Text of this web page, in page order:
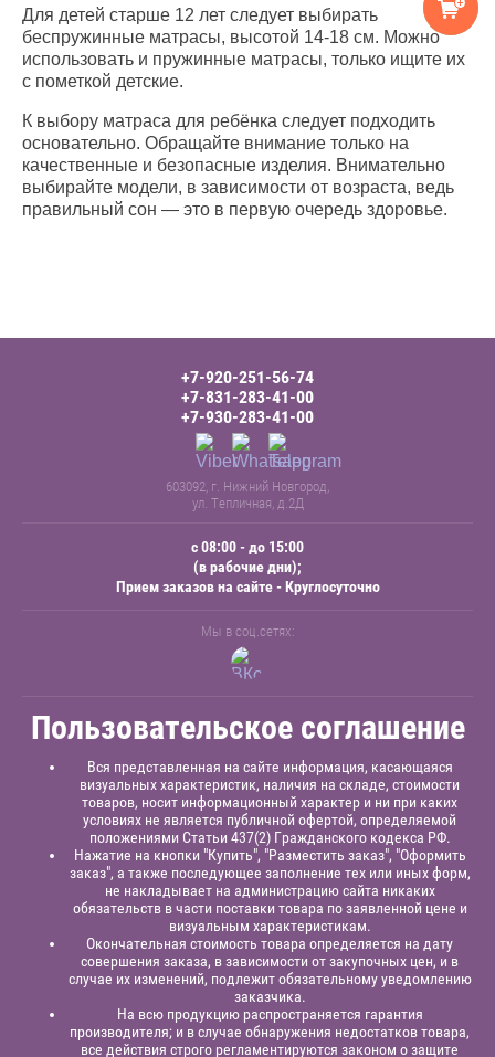
Для детей старше 12 лет следует выбирать
беспружинные матрасы, высотой 14-18 см. Можно
использовать и пружинные матрасы, только ищите их
с пометкой детские.
К выбору матраса для ребёнка следует подходить
основательно. Обращайте внимание только на
качественные и безопасные изделия. Внимательно
выбирайте модели, в зависимости от возраста, ведь
правильный сон — это в первую очередь здоровье.
с 08:00 - до 15:00
(в рабочие дни);
Прием заказов на сайте - Круглосуточно
+7-920-251-56-74
+7-831-283-41-00
+7-930-283-41-00
603092, г. Нижний Новгород,
ул. Тепличная, д.2Д
Мы в соц.сетях:
Пользовательское соглашение
Вся представленная на сайте информация, касающаяся
визуальных характеристик, наличия на складе, стоимости
товаров, носит информационный характер и ни при каких
условиях не является публичной офертой, определяемой
положениями Статьи 437(2) Гражданского кодекса РФ.
Нажатие на кнопки "Купить", "Разместить заказ", "Оформить
заказ", а также последующее заполнение тех или иных форм,
не накладывает на администрацию сайта никаких
обязательств в части поставки товара по заявленной цене и
визуальным характеристикам.
Окончательная стоимость товара определяется на дату
совершения заказа, в зависимости от закупочных цен, и в
случае их изменений, подлежит обязательному уведомлению
заказчика.
На всю продукцию распространяется гарантия
производителя; и в случае обнаружения недостатков товара,
все действия строго регламентируются законом о защите